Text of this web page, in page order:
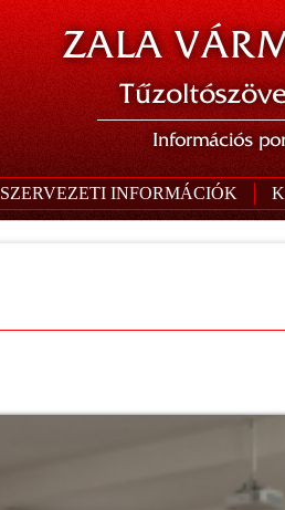
ZALA
Információs
SZERVEZETI INFORMÁCIÓK